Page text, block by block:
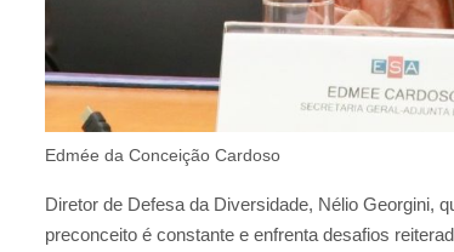
Edmée da Conceição Cardoso
Diretor de Defesa da Diversidade, Nélio Georgini,
preconceito é constante e enfrenta desafios